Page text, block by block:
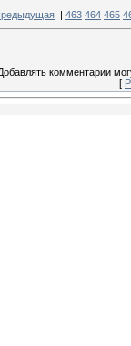
463 464 465
комментарии
[